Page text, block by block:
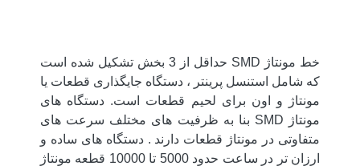
خط مونتاژ SMD حداقل از 3 بخش تشکیل شده است
که شامل استنسل پرینتر ، دستگاه جایگذاری قطعات یا
مونتاژ و اون برای لحیم قطعات است. دستگاه های
مونتاژ SMD بنا به ظرفیت های مختلف سرعت های
متفاوتی در مونتاژ قطعات دارند . دستگاه های ساده و
ارزان تر در ساعت حدود 5000 تا 10000 قطعه مونتاژ